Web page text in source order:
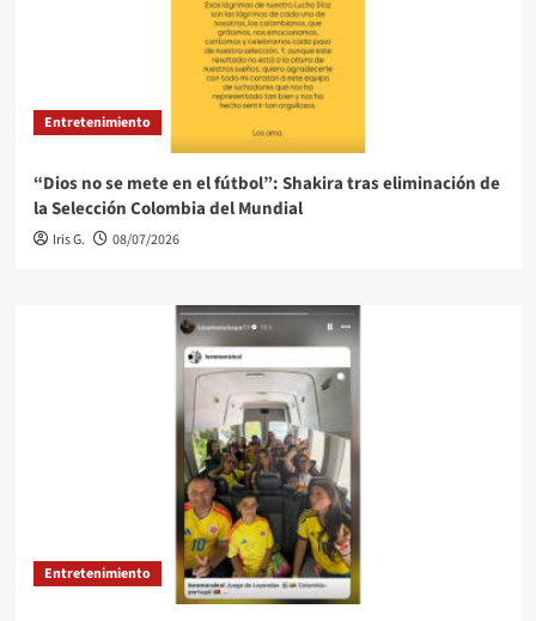
Entretenimiento
“Dios no se mete en el fútbol”: Shakira tras eliminación de
la Selección Colombia del Mundial
Iris G. 08/07/2026
Entretenimiento